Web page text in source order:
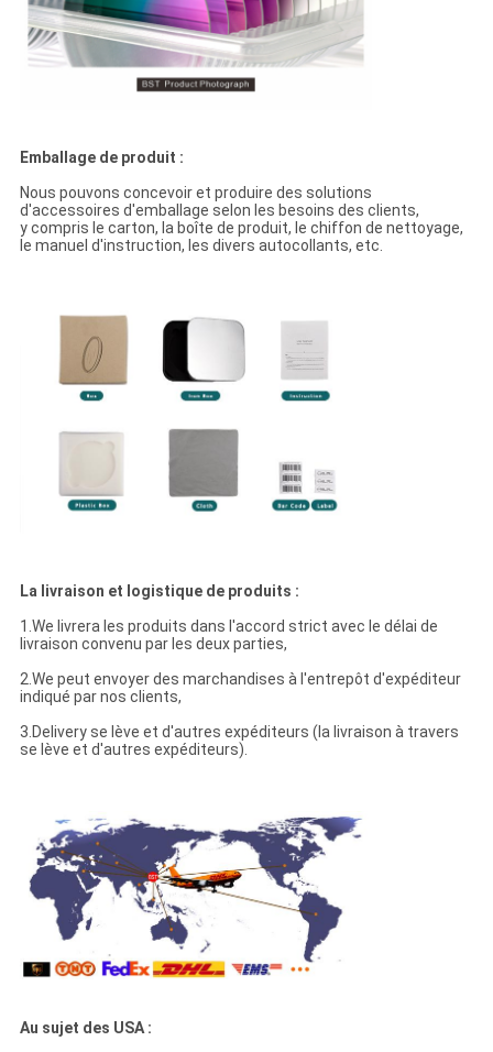
Emballage de produit :
Nous pouvons concevoir et produire des solutions
d'accessoires d'emballage selon les besoins des clients,
y compris le carton, la boîte de produit, le chiffon de nettoyage,
le manuel d'instruction, les divers autocollants, etc.
La livraison et logistique de produits :
1.We livrera les produits dans l'accord strict avec le délai de
livraison convenu par les deux parties,
2.We peut envoyer des marchandises à l'entrepôt d'expéditeur
indiqué par nos clients,
3.Delivery se lève et d'autres expéditeurs (la livraison à travers
se lève et d'autres expéditeurs).
Au sujet des USA :